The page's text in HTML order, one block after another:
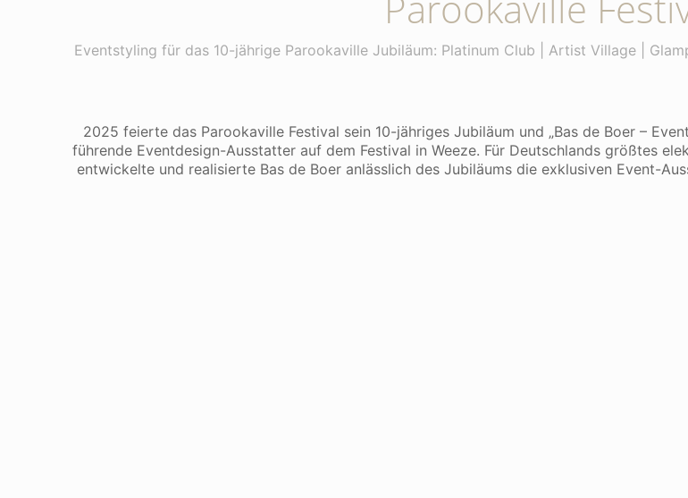
Eventstyling für das 10-jährige Parookaville Jubiläum: Platinum Club | Artist Village |
2025 feierte das Parookaville Festival sein 10-jähriges Jubiläum und „Bas de Boer –
führende Eventdesign-Ausstatter auf dem Festival in Weeze. Für Deutschlands größtes
entwickelte und realisierte Bas de Boer anlässlich des Jubiläums die exklusiven Event-